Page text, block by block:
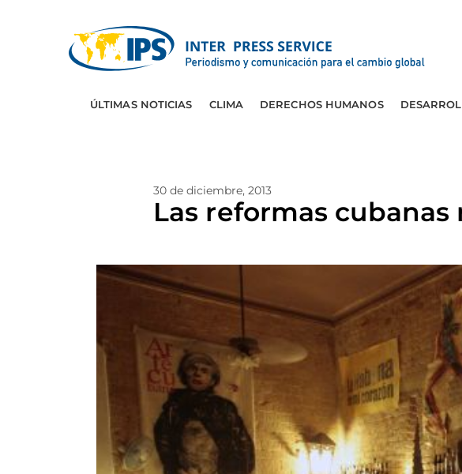
ÚLTIMAS NOTICIAS CLIMA DERECHOS HUMANOS
30 de diciembre, 2013
Las reformas